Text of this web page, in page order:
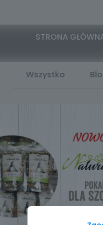
STRONA
Wszystko